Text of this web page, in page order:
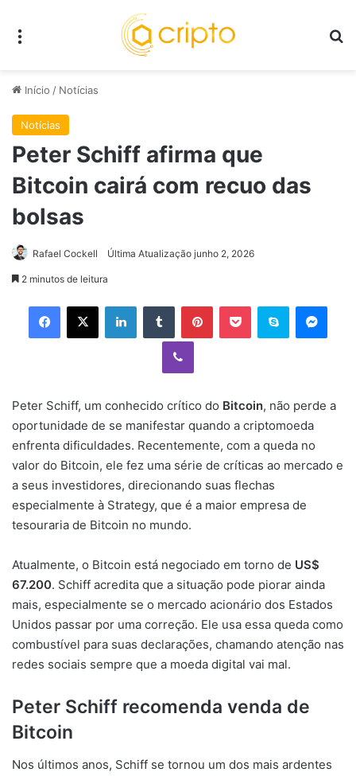
Início / Notícias
Notícias
Peter Schiff afirma que
Bitcoin cairá com recuo das
bolsas
Rafael Cockell Última Atualização junho 2, 2026
2 minutos de leitura
Facebook
X LinkedinTumblr PinterestPocket Skype
Viber
Peter Schiff, um conhecido crítico do Bitcoin, não perde a
oportunidade de se manifestar quando a criptomoeda
enfrenta dificuldades. Recentemente, com a queda no
valor do Bitcoin, ele fez uma série de críticas ao mercado e
a seus investidores, direcionando suas flechas
especialmente à Strategy, que é a maior empresa de
tesouraria de Bitcoin no mundo.
Atualmente, o Bitcoin está negociado em torno de US$
67.200. Schiff acredita que a situação pode piorar ainda
mais, especialmente se o mercado acionário dos Estados
Unidos passar por uma correção. Ele usa essa queda como
combustível para suas declarações, chamando atenção nas
redes sociais sempre que a moeda digital vai mal.
Peter Schiff recomenda venda de
Bitcoin
Nos últimos anos, Schiff se tornou um dos mais ardentes